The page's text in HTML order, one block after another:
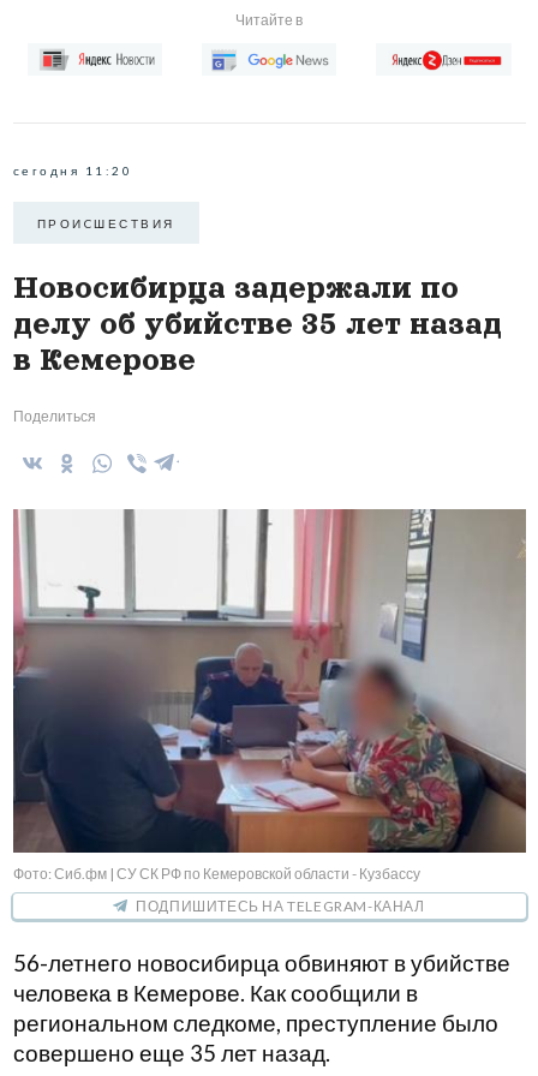
Читайте в
сегодня 11:20
ПРОИCШЕСТВИЯ
Новосибирца задержали по
делу об убийстве 35 лет назад
в Кемерове
Поделиться
Фото: Сиб.фм | СУ СК РФ по Кемеровской области - Кузбассу
ПОДПИШИТЕСЬ НА TELEGRAM-КАНАЛ
56-летнего новосибирца обвиняют в убийстве
человека в Кемерове. Как сообщили в
региональном следкоме, преступление было
совершено еще 35 лет назад.